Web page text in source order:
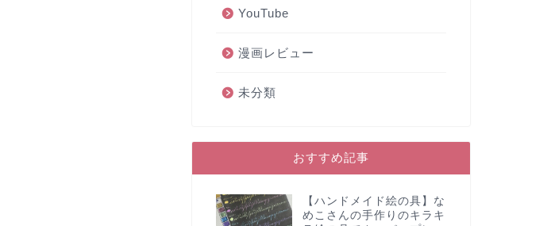
YouTube
漫画レビュー
未分類
おすすめ記事
【ハンドメイド絵の具】な
めこさんの手作りのキラキ